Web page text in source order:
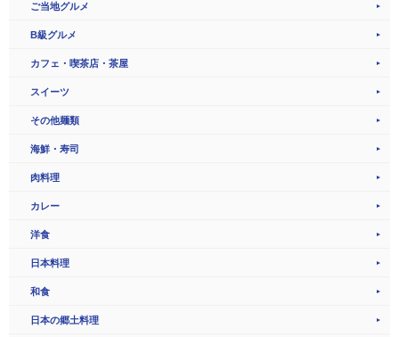
ご当地グルメ
B級グルメ
カフェ・喫茶店・茶屋
スイーツ
その他麺類
海鮮・寿司
肉料理
カレー
洋食
日本料理
和食
日本の郷土料理